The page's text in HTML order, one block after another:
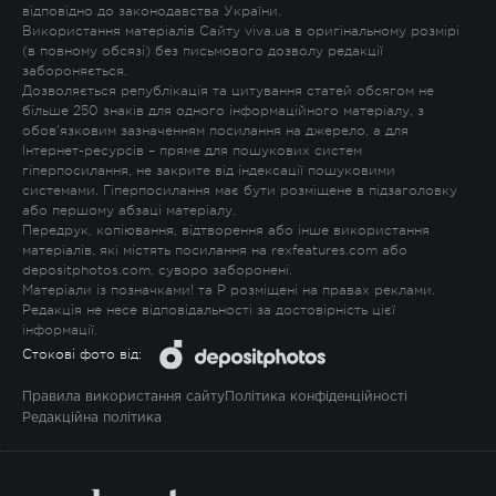
відповідно до законодавства України.
Використання матеріалів Сайту viva.ua в оригінальному розмірі
(в повному обсязі) без письмового дозволу редакції
забороняється.
Дозволяється републікація та цитування статей обсягом не
більше 250 знаків для одного інформаційного матеріалу, з
обов'язковим зазначенням посилання на джерело, а для
Інтернет-ресурсів – пряме для пошукових систем
гіперпосилання, не закрите від індексації пошуковими
системами. Гіперпосилання має бути розміщене в підзаголовку
або першому абзаці матеріалу.
Передрук, копіювання, відтворення або інше використання
матеріалів, які містять посилання на rexfeatures.com або
depositphotos.com, суворо заборонені.
Матеріали із позначками! та P розміщені на правах реклами.
Редакція не несе відповідальності за достовірність цієї
інформації.
Стокові фото від:
Правила використання сайту Політика конфіденційності
Редакційна політика